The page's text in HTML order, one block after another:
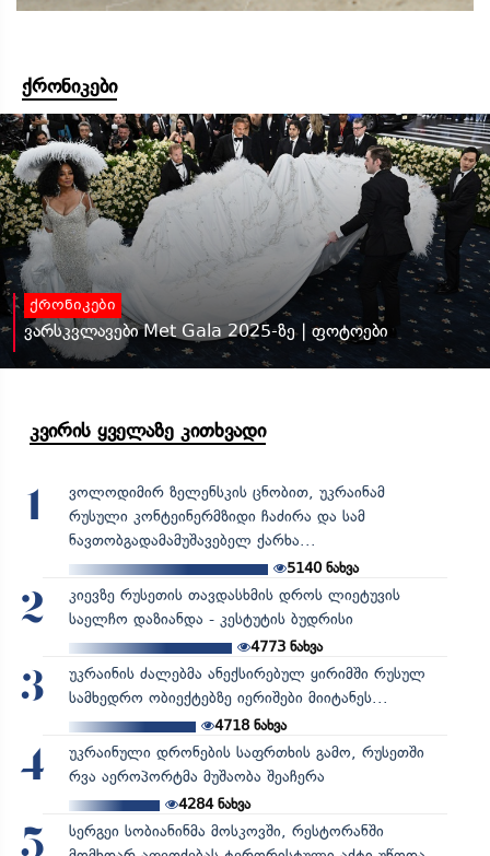
ქრონიკები
ქრონიკები
ვარსკვლავები Met Gala 2025-ზე | ფოტოები
კვირის ყველაზე კითხვადი
1
ვოლოდიმირ ზელენსკის ცნობით, უკრაინამ
რუსული კონტეინერმზიდი ჩაძირა და სამ
ნავთობგადამამუშავებელ ქარხა...
5140ნახვა
2
კიევზე რუსეთის თავდასხმის დროს ლიეტუვის
საელჩო დაზიანდა - კესტუტის ბუდრისი
4773ნახვა
3
უკრაინის ძალებმა ანექსირებულ ყირიმში რუსულ
სამხედრო ობიექტებზე იერიშები მიიტანეს...
4718ნახვა
4
უკრაინული დრონების საფრთხის გამო, რუსეთში
რვა აეროპორტმა მუშაობა შეაჩერა
4284ნახვა
5
სერგეი სობიანინმა მოსკოვში, რესტორანში